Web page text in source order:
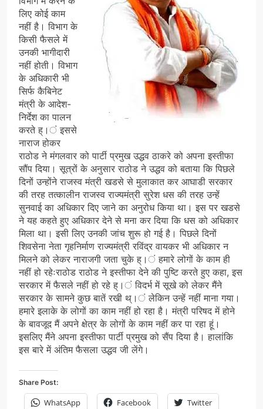
लिए कोई काम
नहीं है। विभाग के
किसी फैसले में
उनकी भागीदारी
नहीं होती। विभाग
के अधिकारी भी
सिर्फ कैबिनेट
मंत्री के आदेश-
निर्देश का पालन
करते ह्।ं इससे
नाराज होकर
राठोड ने मंगलवार को पार्टी प्रमुख उद्धव ठाकरे को अपना इस्तीफा
सौंप दिया। सूत्रों के अनुसार राठोड ने उद्धव को बताया कि पिछले
दिनों उन्होंने राजस्व मंत्री खडसे से मुलाकात कर आघाडी सरकार
की तरह तत्कालीन राजस्व राज्यमंत्री सुरेश धस की तरह उन्हें
सुनवाई का अधिकार दिए जाने का अनुरोध किया था। इस पर खडसे
ने यह कहते हुए अधिकार देने से मना कर दिया कि धस को अधिकार
मिला था। इसी लिए उनकी जांच शुरू हो गई है। पिछले दिनों
शिवसेना नेता गृहनिर्माण राज्यमंत्री रविंद्र वायकर भी अधिकार न
मिलने को लेकर नाराजगी जता चुके ह्।ं हमारे लोगों के काम ही
नहीं हो रहेःराठोड राठोड ने इस्तीफा देने की पुष्टि करते हुए कहा, इस
सरकार में फैसले नहीं हो रहे ह्।ं विदर्भ में सूखे को लेकर मैंने
सरकार के सामने कुछ बातें रखी थ्।ं लेकिन उन्हें नहीं माना गया।
हमारे इलाके के लोगों का काम नहीं हो रहा है। मंत्री परिषद में होने
के बावजूद मैं अपने क्षेत्र के लोगों के काम नहीं कर पा रहा हूं।
इसलिए मैंने अपना इस्तीफा पार्टी प्रमुख को सैंप दिया है। हालांकि
इस बारे में अंतिम फैसला उद्धव जी लेंगे।
Share Post:
WhatsApp Facebook Twitter